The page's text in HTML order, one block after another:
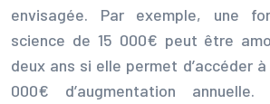
envisagée. Par exemple, une
science de 15 000€ peut être
deux ans si elle permet d’accéder
000€ d’augmentation